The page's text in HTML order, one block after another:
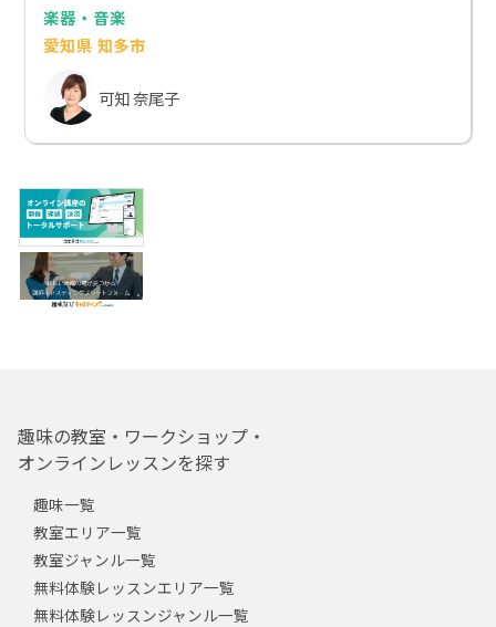
楽器・音楽
愛知県 知多市
可知 奈尾子
趣味の教室・ワークショップ・
オンラインレッスンを探す
趣味一覧
教室エリア一覧
教室ジャンル一覧
無料体験レッスンエリア一覧
無料体験レッスンジャンル一覧